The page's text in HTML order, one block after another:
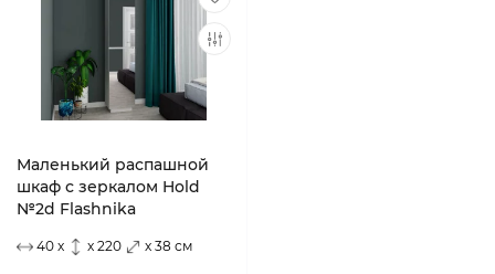
Маленький распашной
шкаф с зеркалом Hold
№2d Flashnika
40 x x 220 x 38 см